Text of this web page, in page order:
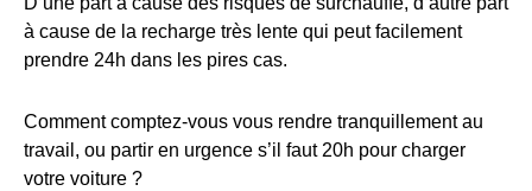
à cause de la recharge très lente qui peut facilement
prendre 24h dans les pires cas.
Comment comptez-vous vous rendre tranquillement au
travail, ou partir en urgence s’il faut 20h pour charger
votre voiture ?